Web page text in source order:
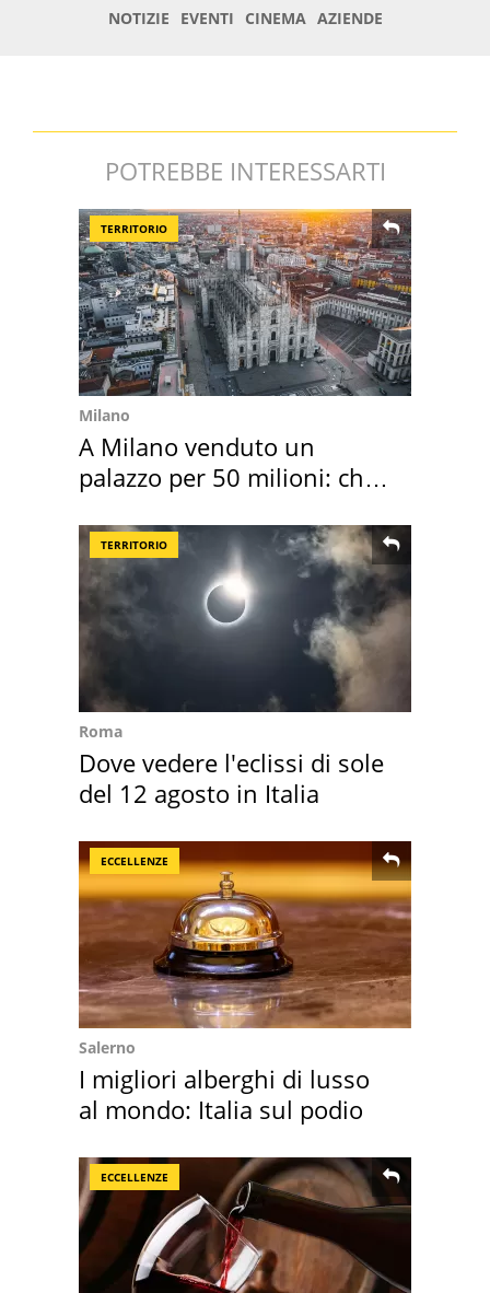
POTREBBE INTERESSARTI
TERRITORIO
Milano
A Milano venduto un
palazzo per 50 milioni: chi
TERRITORIO
Roma
Dove vedere l'eclissi di sole
del 12 agosto in Italia
ECCELLENZE
Salerno
I migliori alberghi di lusso
al mondo: Italia sul podio
ECCELLENZE